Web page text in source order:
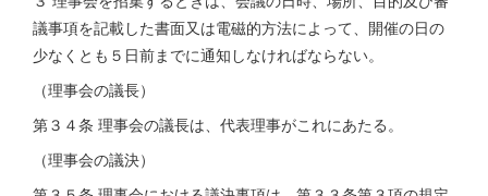
議事項を記載した書面又は電磁的方法によって、開催の日の
少なくとも５日前までに通知しなければならない。
（理事会の議長）
第３４条 理事会の議長は、代表理事がこれにあたる。
（理事会の議決）